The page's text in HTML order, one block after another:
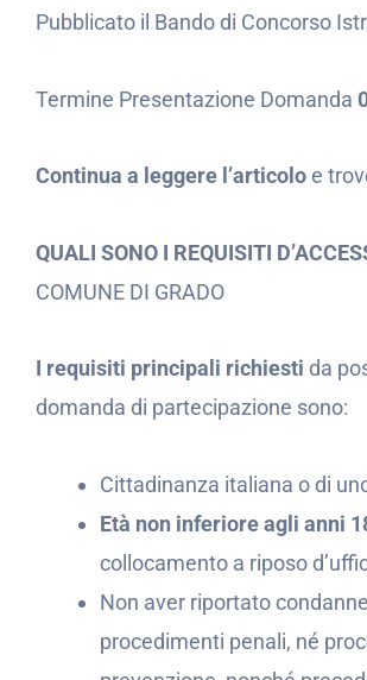
Pubblicato il Bando di Concorso
Termine Presentazione Domanda
Continua a leggere l’articoloe
QUALI SONO I REQUISITI
COMUNE DI GRADO
I requisiti principali richiesti da
domanda di partecipazione sono:
Cittadinanza italiana o di
Età non inferiore agli anni
collocamento a riposo
Non aver riportato
procedimenti penali, né